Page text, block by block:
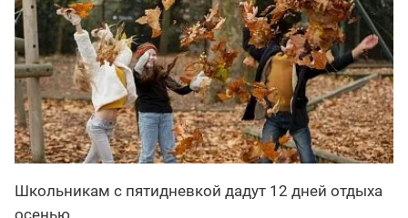
Школьникам с пятидневкой дадут 12 дней отдыха
осенью